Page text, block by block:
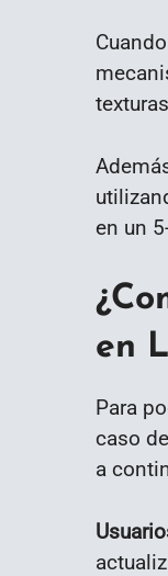
en un
en
Para
caso
a